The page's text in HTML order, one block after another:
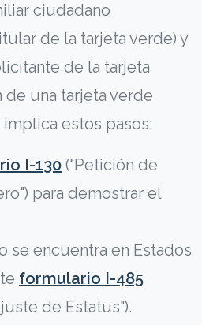
ciudadano
de la tarjeta verde) y
de la tarjeta
una tarjeta verde
estos pasos:
I-130 ("Petición de
para demostrar el
se encuentra en Estados
formulario I-485
de Estatus").